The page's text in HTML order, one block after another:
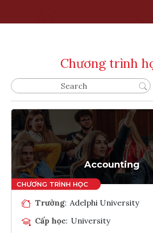
Chương trình
Accounting
Trường: Adelphi University
Cấp học: University